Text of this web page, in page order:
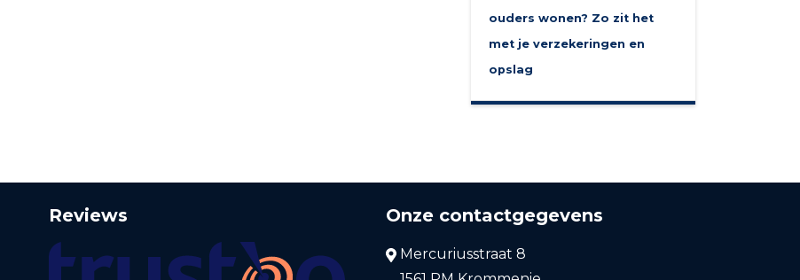
ouders wonen? Zo zit het
met je verzekeringen en
opslag
Reviews Onze contactgegevens
Mercuriusstraat 8